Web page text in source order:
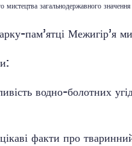
мистецтва загальнодержавного
пам’ятці Межигір’я
водно-болотних
факти про